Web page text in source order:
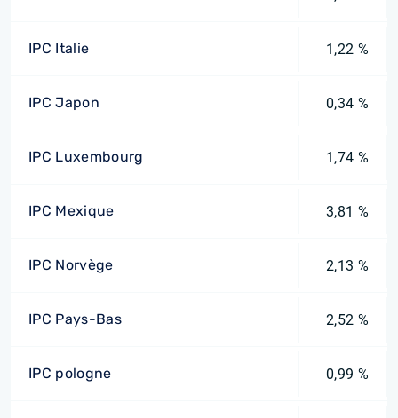
IPC Italie 1,22 %
IPC Japon 0,34 %
IPC Luxembourg 1,74 %
IPC Mexique 3,81 %
IPC Norvège 2,13 %
IPC Pays-Bas 2,52 %
IPC pologne 0,99 %